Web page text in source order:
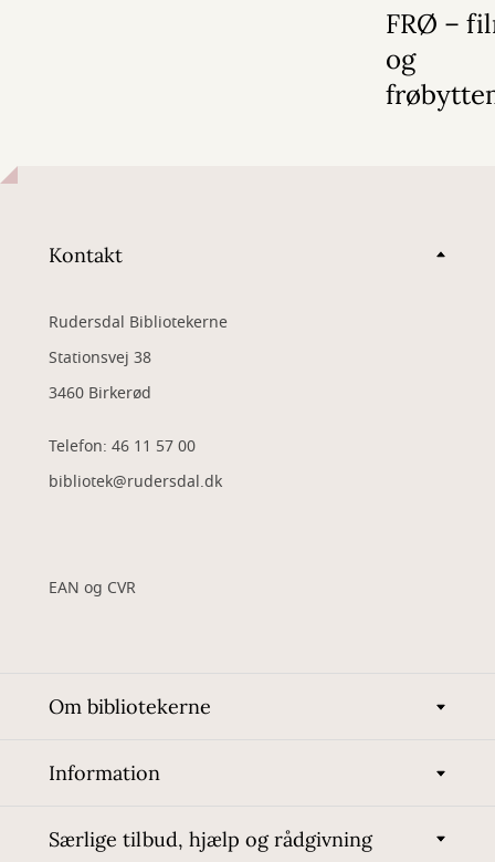
2026
FRØ –
og
Kontakt
Rudersdal Bibliotekerne
Stationsvej 38
3460 Birkerød
Telefon: 46 11 57 00
bibliotek@rudersdal.dk
EAN og CVR
Om bibliotekerne
Information
Særlige tilbud, hjælp og rådgivning